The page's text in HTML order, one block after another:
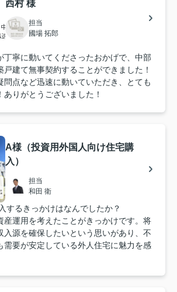
西村 様
担当
國場 拓郎
丁寧に動いてくださったおかげで、中部
戸建て無事契約することができました！
問点など迅速に動いていただき、とても
りがとうございました！
A様（投資用外国人向け住宅購
入）
担当
和田 衛
するきっかけはなんでしたか？
産運用を考えたことがきっかけです。将
入源を確保したいという思いがあり、不
需要が安定している外人住宅に魅力を感